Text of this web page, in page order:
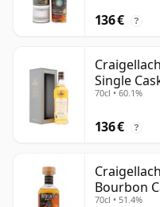
136 € ?
Single
70cl • 60.1%
136 € ?
Bourbon
70cl • 51.4%